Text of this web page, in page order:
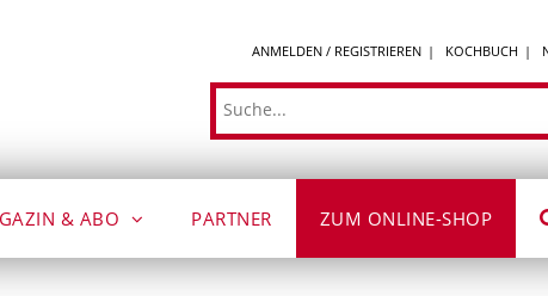
ANMELDEN / REGISTRIEREN KOCHBUCH
Suche
& ABO PARTNER ZUM ONLINE-SHOP